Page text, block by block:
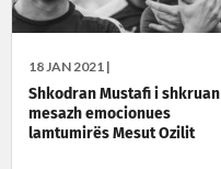
18 JAN 2021 |
Shkodran Mustafi i shkruan
mesazh emocionues
lamtumirës Mesut Ozilit